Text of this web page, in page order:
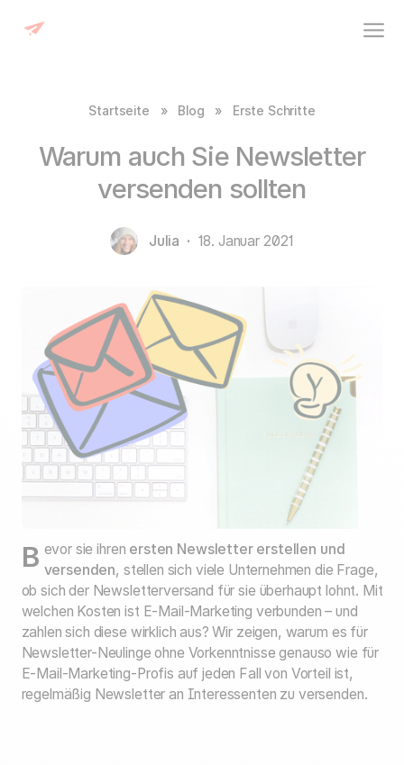
Startseite » Blog » Erste Schritte
Warum auch Sie Newsletter
versenden sollten
Julia · 18. Januar 2021
Bevor sie ihren ersten Newsletter erstellen und
versenden, stellen sich viele Unternehmen die Frage,
ob sich der Newsletterversand für sie überhaupt lohnt. Mit
welchen Kosten ist E-Mail-Marketing verbunden – und
zahlen sich diese wirklich aus? Wir zeigen, warum es für
Newsletter-Neulinge ohne Vorkenntnisse genauso wie für
E-Mail-Marketing-Profis auf jeden Fall von Vorteil ist,
regelmäßig Newsletter an Interessenten zu versenden.